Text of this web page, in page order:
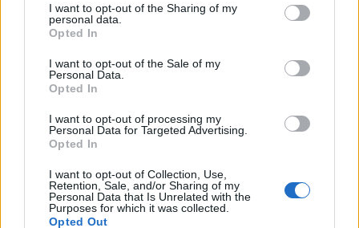
I want to opt-out of the Sharing of my
personal data.
Opted In
I want to opt-out of the Sale of my
Personal Data.
Opted In
I want to opt-out of processing my
Personal Data for Targeted Advertising.
Opted In
I want to opt-out of Collection, Use,
Retention, Sale, and/or Sharing of my
Personal Data that Is Unrelated with the
Purposes for which it was collected.
Opted Out
στην νέα ψηφιακή οικονομία (χωρίς κεφάλαιο)